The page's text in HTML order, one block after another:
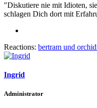
"Diskutiere nie mit Idioten,
schlagen Dich dort mit
Reactions: bertram und
Ingrid
Administrator